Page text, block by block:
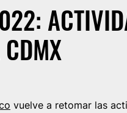
CDMX
vuelve a retomar las